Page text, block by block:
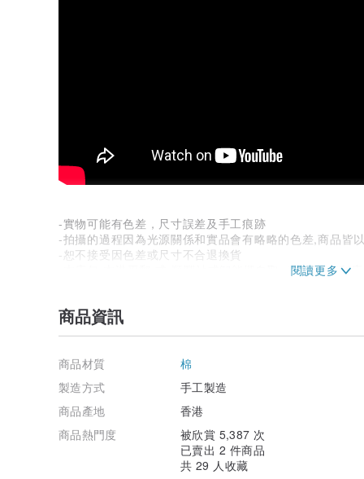
-實物可能有色差，尺寸誤差及手工痕跡
-拍攝的過程因為光源關係和實品會有略略的色差,商品皆
-恕不接受因色差或尺寸不合退換貨
-本店包 本港平郵 或 順豐站或智能櫃自取（不包括便利
*客人需承擔郵遞上的失誤及風險
我們會根據客人訂單順序製作
期間請耐心等待
商品資訊
商品材質
棉
製造方式
手工製造
商品產地
香港
商品熱門度
被欣賞 5,387 次
已賣出 2 件商品
共 29 人收藏